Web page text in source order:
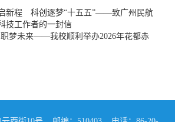
新程 科创逐梦“十五五”——致广州民航
技工作者的一封信
职梦未来——我校顺利举办2026年花都赤